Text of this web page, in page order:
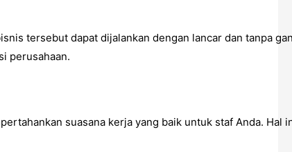
tersebut dapat dijalankan dengan lancar dan tanpa
perusahaan.
suasana kerja yang baik untuk staf Anda.